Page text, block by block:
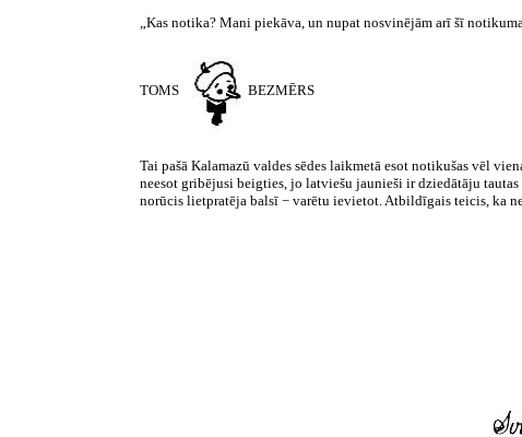
„Kas notika? Mani piekāva, un nupat nosvinējām arī šī
TOMS BEZMĒRS
Tai pašā Kalamazū valdes sēdes laikmetā esot notikušas vēl
neesot gribējusi beigties, jo latviešu jaunieši ir dziedātāju
norūcis lietpratēja balsī − varētu ievietot. Atbildīgais teicis, ka